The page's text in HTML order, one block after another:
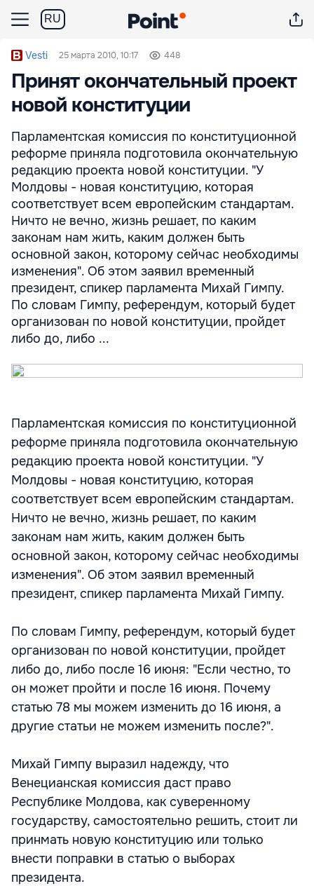
RU
Vesti 25 марта 2010, 10:17 448
Принят окончательный проект
новой конституции
Парламентская комиссия по конституционной
реформе приняла подготовила окончательную
редакцию проекта новой конституции. "У
Молдовы - новая конституцию, которая
соответствует всем европейским стандартам.
Ничто не вечно, жизнь решает, по каким
законам нам жить, каким должен быть
основной закон, которому сейчас необходимы
изменения". Об этом заявил временный
президент, спикер парламента Михай Гимпу.
По словам Гимпу, референдум, который будет
организован по новой конституции, пройдет
либо до, либо ...
Парламентская комиссия по конституционной
реформе приняла подготовила окончательную
редакцию проекта новой конституции. "У
Молдовы - новая конституцию, которая
соответствует всем европейским стандартам.
Ничто не вечно, жизнь решает, по каким
законам нам жить, каким должен быть
основной закон, которому сейчас необходимы
изменения". Об этом заявил временный
президент, спикер парламента Михай Гимпу.
По словам Гимпу, референдум, который будет
организован по новой конституции, пройдет
либо до, либо после 16 июня: "Если честно, то
он может пройти и после 16 июня. Почему
статью 78 мы можем изменить до 16 июня, а
другие статьи не можем изменить после?".
Михай Гимпу выразил надежду, что
Венецианская комиссия даст право
Республике Молдова, как суверенному
государству, самостоятельно решить, стоит ли
принмать новую конституцию или только
внести поправки в статью о выборах
президента.